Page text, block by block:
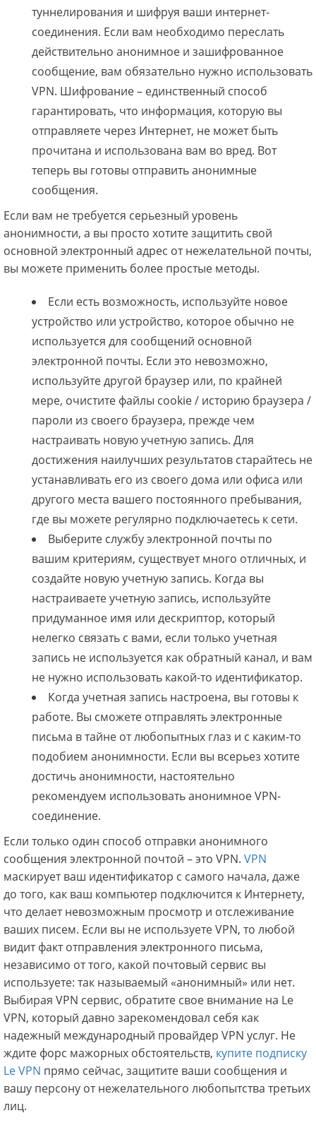
туннелирования и шифруя ваши интернет-
соединения. Если вам необходимо переслать
действительно анонимное и зашифрованное
сообщение, вам обязательно нужно использовать
VPN. Шифрование – единственный способ
гарантировать, что информация, которую вы
отправляете через Интернет, не может быть
прочитана и использована вам во вред. Вот
теперь вы готовы отправить анонимные
сообщения.
Если вам не требуется серьезный уровень
анонимности, а вы просто хотите защитить свой
основной электронный адрес от нежелательной почты,
вы можете применить более простые методы.
Если есть возможность, используйте новое
устройство или устройство, которое обычно не
используется для сообщений основной
электронной почты. Если это невозможно,
используйте другой браузер или, по крайней
мере, очистите файлы cookie / историю браузера /
пароли из своего браузера, прежде чем
настраивать новую учетную запись. Для
достижения наилучших результатов старайтесь не
устанавливать его из своего дома или офиса или
другого места вашего постоянного пребывания,
где вы можете регулярно подключаетесь к сети.
Выберите службу электронной почты по
вашим критериям, существует много отличных, и
создайте новую учетную запись. Когда вы
настраиваете учетную запись, используйте
придуманное имя или дескриптор, который
нелегко связать с вами, если только учетная
запись не используется как обратный канал, и вам
не нужно использовать какой-то идентификатор.
Когда учетная запись настроена, вы готовы к
работе. Вы сможете отправлять электронные
письма в тайне от любопытных глаз и с каким-то
подобием анонимности. Если вы всерьез хотите
достичь анонимности, настоятельно
рекомендуем использовать анонимное VPN-
соединение.
Если только один способ отправки анонимного
сообщения электронной почтой – это VPN. VPN
маскирует ваш идентификатор с самого начала, даже
до того, как ваш компьютер подключится к Интернету,
что делает невозможным просмотр и отслеживание
ваших писем. Если вы не используете VPN, то любой
видит факт отправления электронного письма,
независимо от того, какой почтовый сервис вы
используете: так называемый «анонимный» или нет.
Выбирая VPN сервис, обратите свое внимание на Le
VPN, который давно зарекомендовал себя как
надежный международный провайдер VPN услуг. Не
ждите форс мажорных обстоятельств, купите подписку
Le VPN прямо сейчас, защитите ваши сообщения и
вашу персону от нежелательного любопытства третьих
лиц.